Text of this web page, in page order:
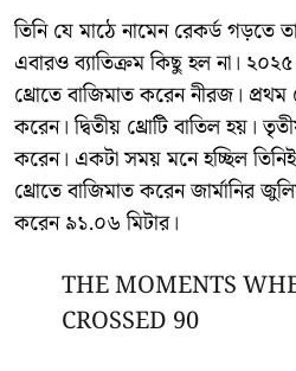
তিনি যে মাঠে নামেন রেকর্ড গড়তে
এবারও ব্যাতিক্রম কিছু হল না।
থ্রোতে বাজিমাত করেন নীরজ।
করেন। দ্বিতীয় থ্রোটি বাতিল হয়।
করেন। একটা সময় মনে হচ্ছিল
থ্রোতে বাজিমাত করেন জার্মানির
করেন ৯১.০৬ মিটার।
THE MOMENTS
CROSSED 90